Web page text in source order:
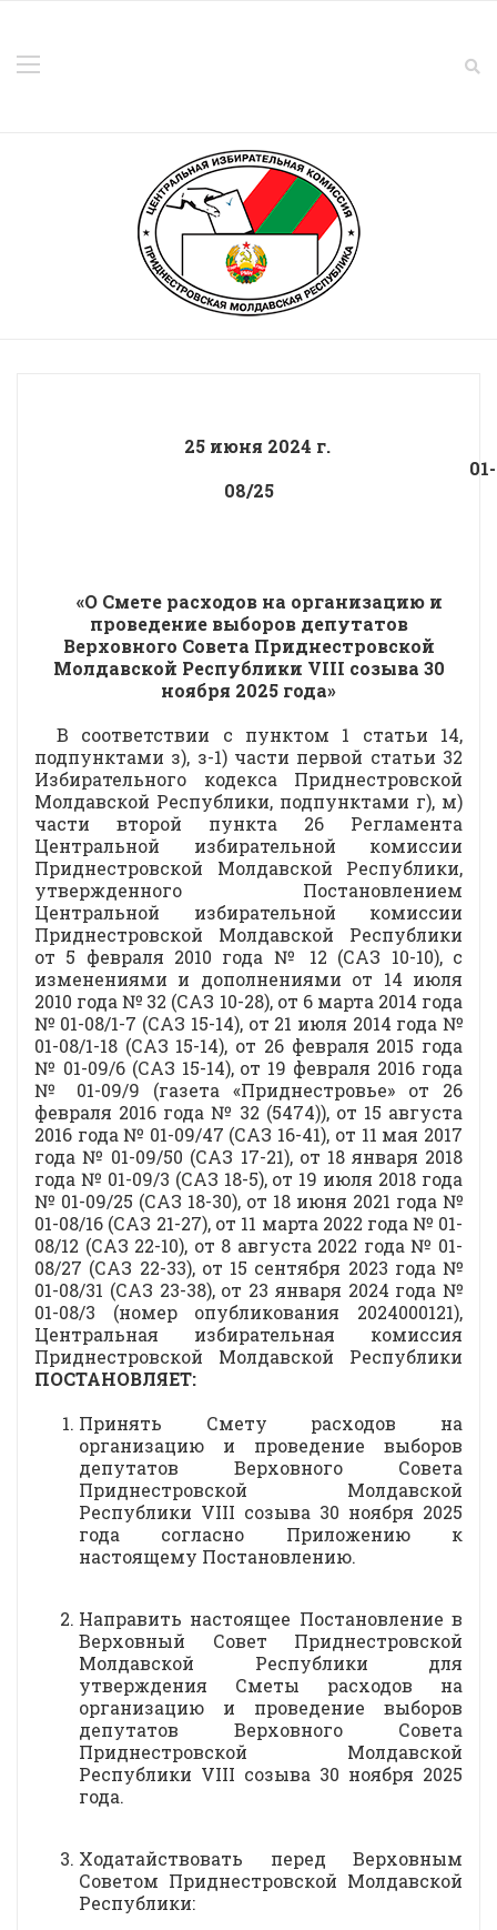
25 июня 2024 г.
01-
08/25
«О Смете расходов на организацию и
проведение выборов депутатов
Верховного Совета Приднестровской
Молдавской Республики VIII созыва 30
ноября 2025 года»
В соответствии с пунктом 1 статьи 14,
подпунктами з), з-1) части первой статьи 32
Избирательного кодекса Приднестровской
Молдавской Республики, подпунктами г), м)
части второй пункта 26 Регламента
Центральной избирательной комиссии
Приднестровской Молдавской Республики,
утвержденного Постановлением
Центральной избирательной комиссии
Приднестровской Молдавской Республики
от 5 февраля 2010 года № 12 (САЗ 10-10), с
изменениями и дополнениями от 14 июля
2010 года № 32 (САЗ 10-28), от 6 марта 2014 года
№ 01-08/1-7 (САЗ 15-14), от 21 июля 2014 года №
01-08/1-18 (САЗ 15-14), от 26 февраля 2015 года
№ 01-09/6 (САЗ 15-14), от 19 февраля 2016 года
№ 01-09/9 (газета «Приднестровье» от 26
февраля 2016 года № 32 (5474)), от 15 августа
2016 года № 01-09/47 (САЗ 16-41), от 11 мая 2017
года № 01-09/50 (САЗ 17-21), от 18 января 2018
года № 01-09/3 (САЗ 18-5), от 19 июля 2018 года
№ 01-09/25 (САЗ 18-30), от 18 июня 2021 года №
01-08/16 (САЗ 21-27), от 11 марта 2022 года № 01-
08/12 (САЗ 22-10), от 8 августа 2022 года № 01-
08/27 (САЗ 22-33), от 15 сентября 2023 года №
01-08/31 (САЗ 23-38), от 23 января 2024 года №
01-08/3 (номер опубликования 2024000121),
Центральная избирательная комиссия
Приднестровской Молдавской Республики
ПОСТАНОВЛЯЕТ:
Принять Смету расходов на
организацию и проведение выборов
депутатов Верховного Совета
Приднестровской Молдавской
Республики VIII созыва 30 ноября 2025
года согласно Приложению к
настоящему Постановлению.
Направить настоящее Постановление в
Верховный Совет Приднестровской
Молдавской Республики для
утверждения Сметы расходов на
организацию и проведение выборов
депутатов Верховного Совета
Приднестровской Молдавской
Республики VIII созыва 30 ноября 2025
года.
Ходатайствовать перед Верховным
Советом Приднестровской Молдавской
Республики: